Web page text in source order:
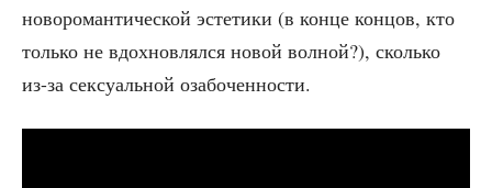
ново­ро­ман­ти­че­ской эсте­ти­ки (в кон­це кон­цов, кто
толь­ко не вдох­нов­лял­ся новой вол­ной?), сколь­ко
из-за сек­су­аль­ной озабоченности.